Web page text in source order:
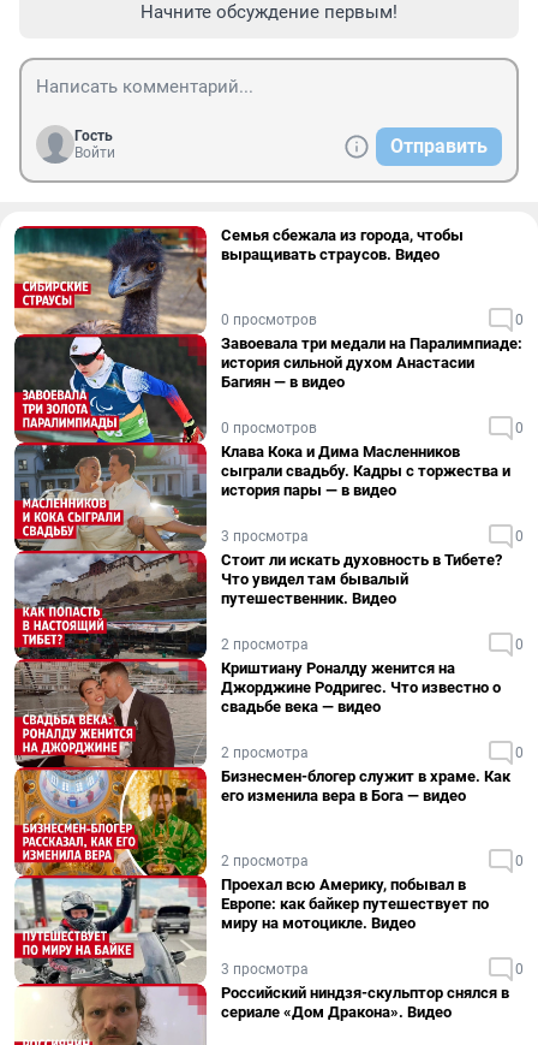
Начните обсуждение первым!
Гость
Войти
Отправить
Семья сбежала из города, чтобы
выращивать страусов. Видео
0 просмотров 0
Завоевала три медали на Паралимпиаде:
история сильной духом Анастасии
Багиян — в видео
0 просмотров 0
Клава Кока и Дима Масленников
сыграли свадьбу. Кадры с торжества и
история пары — в видео
3 просмотра 0
Стоит ли искать духовность в Тибете?
Что увидел там бывалый
путешественник. Видео
2 просмотра 0
Криштиану Роналду женится на
Джорджине Родригес. Что известно о
свадьбе века — видео
2 просмотра 0
Бизнесмен-блогер служит в храме. Как
его изменила вера в Бога — видео
2 просмотра 0
Проехал всю Америку, побывал в
Европе: как байкер путешествует по
миру на мотоцикле. Видео
3 просмотра 0
Российский ниндзя-скульптор снялся в
сериале «Дом Дракона». Видео